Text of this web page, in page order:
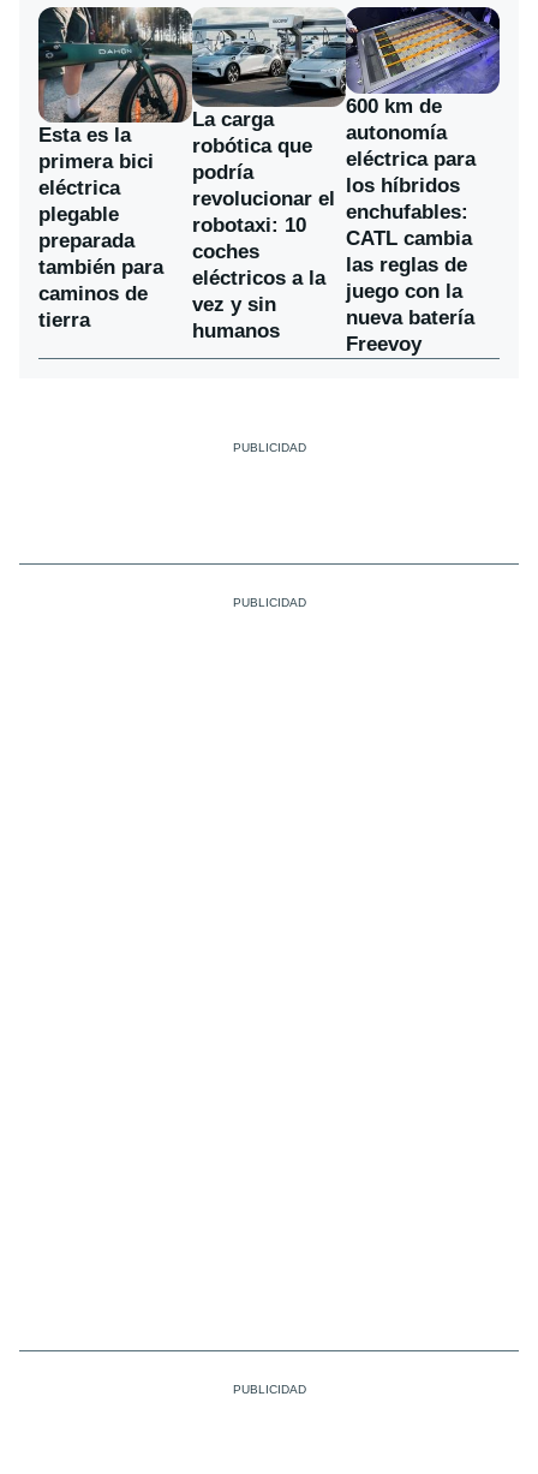
Esta es la
primera bici
eléctrica
plegable
preparada
también para
caminos de
tierra
La carga
robótica que
podría
revolucionar el
robotaxi: 10
coches
eléctricos a la
vez y sin
humanos
600 km de
autonomía
eléctrica para
los híbridos
enchufables:
CATL cambia
las reglas de
juego con la
nueva batería
Freevoy